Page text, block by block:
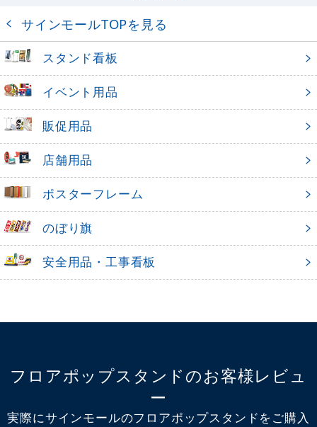
サインモールTOPを見る
スタンド看板
イベント用品
販促用品
店舗用品
ポスターフレーム
のぼり旗
安全用品・工事看板
フロアポップスタンドのお客様レビュ
ー
実際にサインモールのフロアポップスタンドをご購入